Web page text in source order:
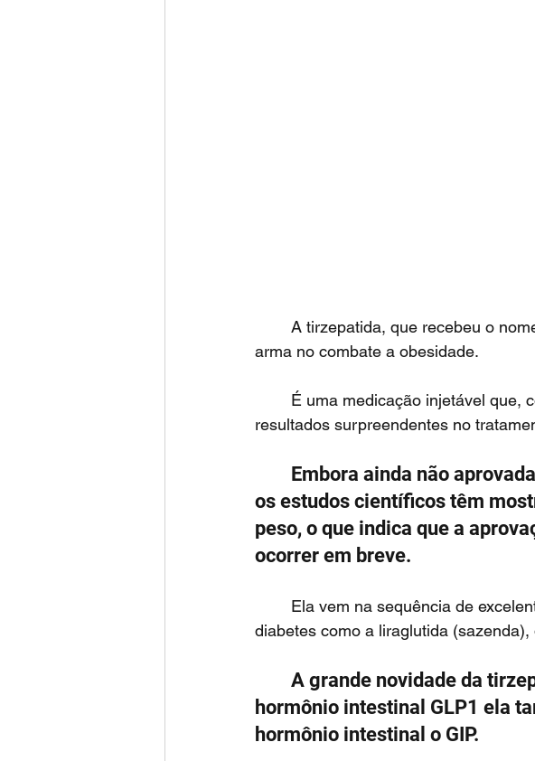
arma no combate a obesidade.
resultados surpreendentes no
os estudos científicos têm
peso, o que indica que a
ocorrer em breve.
diabetes como a liraglutida
hormônio intestinal GLP1 ela
hormônio intestinal o GIP.